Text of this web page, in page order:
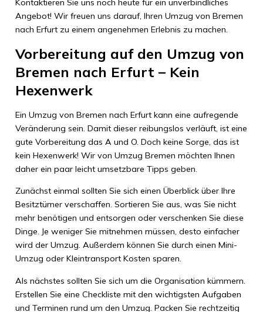
Kontaktieren Sie uns noch heute für ein unverbindliches
Angebot! Wir freuen uns darauf, Ihren Umzug von Bremen
nach Erfurt zu einem angenehmen Erlebnis zu machen.
Vorbereitung auf den Umzug von
Bremen nach Erfurt – Kein
Hexenwerk
Ein Umzug von Bremen nach Erfurt kann eine aufregende
Veränderung sein. Damit dieser reibungslos verläuft, ist eine
gute Vorbereitung das A und O. Doch keine Sorge, das ist
kein Hexenwerk! Wir von Umzug Bremen möchten Ihnen
daher ein paar leicht umsetzbare Tipps geben.
Zunächst einmal sollten Sie sich einen Überblick über Ihre
Besitztümer verschaffen. Sortieren Sie aus, was Sie nicht
mehr benötigen und entsorgen oder verschenken Sie diese
Dinge. Je weniger Sie mitnehmen müssen, desto einfacher
wird der Umzug. Außerdem können Sie durch einen Mini-
Umzug oder Kleintransport Kosten sparen.
Als nächstes sollten Sie sich um die Organisation kümmern.
Erstellen Sie eine Checkliste mit den wichtigsten Aufgaben
und Terminen rund um den Umzug. Packen Sie rechtzeitig